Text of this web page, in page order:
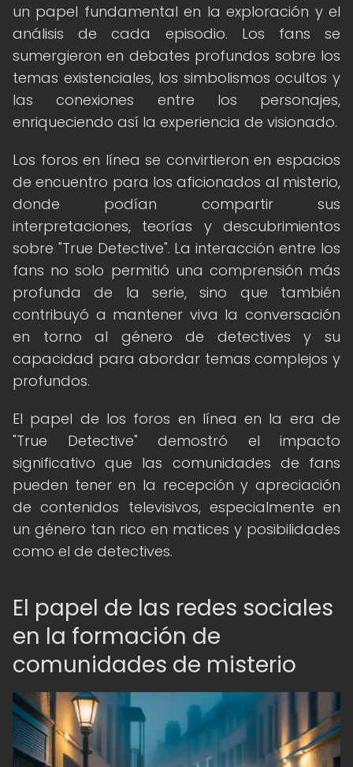
un papel fundamental en la exploración y el
análisis de cada episodio. Los fans se
sumergieron en debates profundos sobre los
temas existenciales, los simbolismos ocultos y
las conexiones entre los personajes,
enriqueciendo así la experiencia de visionado.
Los foros en línea se convirtieron en espacios
de encuentro para los aficionados al misterio,
donde podían compartir sus
interpretaciones, teorías y descubrimientos
sobre "True Detective". La interacción entre los
fans no solo permitió una comprensión más
profunda de la serie, sino que también
contribuyó a mantener viva la conversación
en torno al género de detectives y su
capacidad para abordar temas complejos y
profundos.
El papel de los foros en línea en la era de
"True Detective" demostró el impacto
significativo que las comunidades de fans
pueden tener en la recepción y apreciación
de contenidos televisivos, especialmente en
un género tan rico en matices y posibilidades
como el de detectives.
El papel de las redes sociales
en la formación de
comunidades de misterio